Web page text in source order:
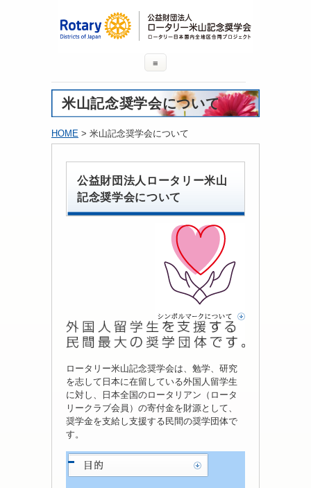
≡
米山記念奨学会について
HOME > 米山記念奨学会について
公益財団法人ロータリー米山
記念奨学会について
ロータリー米山記念奨学会は、勉学、研究
を志して日本に在留している外国人留学生
に対し、日本全国のロータリアン（ロータ
リークラブ会員）の寄付金を財源として、
奨学金を支給し支援する民間の奨学団体で
す。